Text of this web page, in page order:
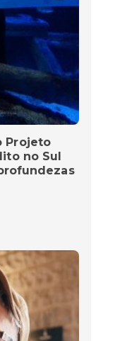
Projeto
no Sul